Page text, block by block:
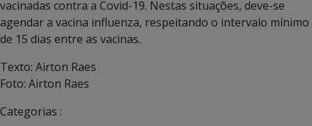
vacinadas contra a Covid-19. Nestas situações, deve-se
agendar a vacina influenza, respeitando o intervalo mínimo
de 15 dias entre as vacinas.
Texto: Airton Raes
Foto: Airton Raes
Categorias :